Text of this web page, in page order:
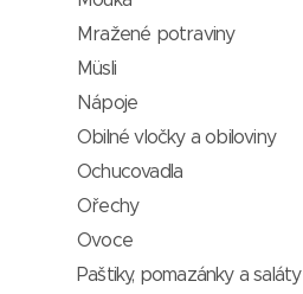
Mražené potraviny
Müsli
Nápoje
Obilné vločky a obiloviny
Ochucovadla
Ořechy
Ovoce
Paštiky, pomazánky a saláty